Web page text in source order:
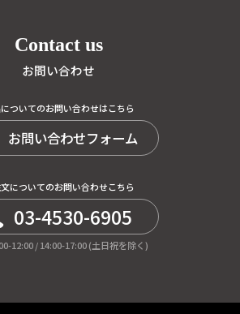
Contact us
お問い合わせ
ついてのお問い合わせはこちら
お問い合わせフォーム
についてのお問い合わせこちら
03-4530-6905
12:00 / 14:00-17:00 (土日祝を除く)